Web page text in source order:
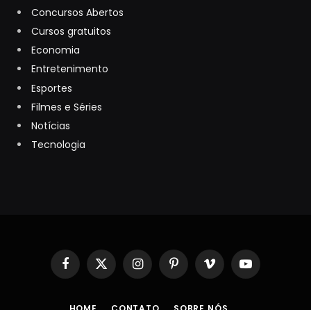
Concursos Abertos
Cursos gratuitos
Economia
Entretenimento
Esportes
Filmes e Séries
Notícias
Tecnologia
Facebook
X
(Twitter)
InstagramPinterestVimeo YouTube